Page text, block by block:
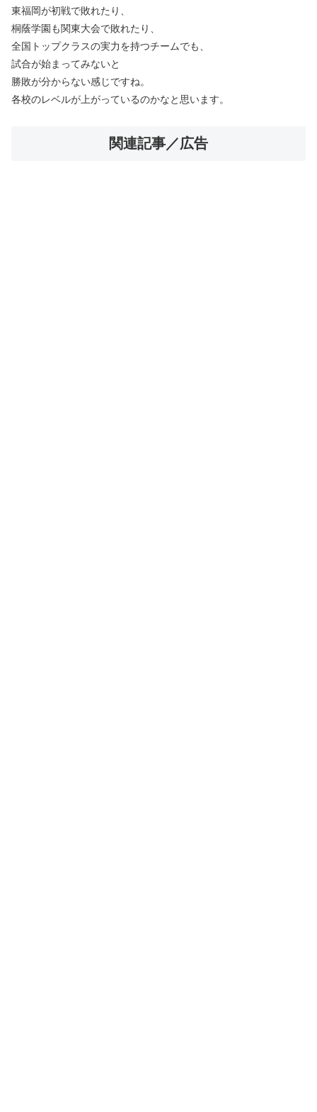
東福岡が初戦で敗れたり、
桐蔭学園も関東大会で敗れたり、
全国トップクラスの実力を持つチームでも、
試合が始まってみないと
勝敗が分からない感じですね。
各校のレベルが上がっているのかなと思います。
関連記事／広告